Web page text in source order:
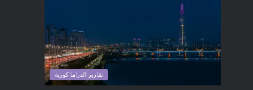
تقارير الدراما كورية